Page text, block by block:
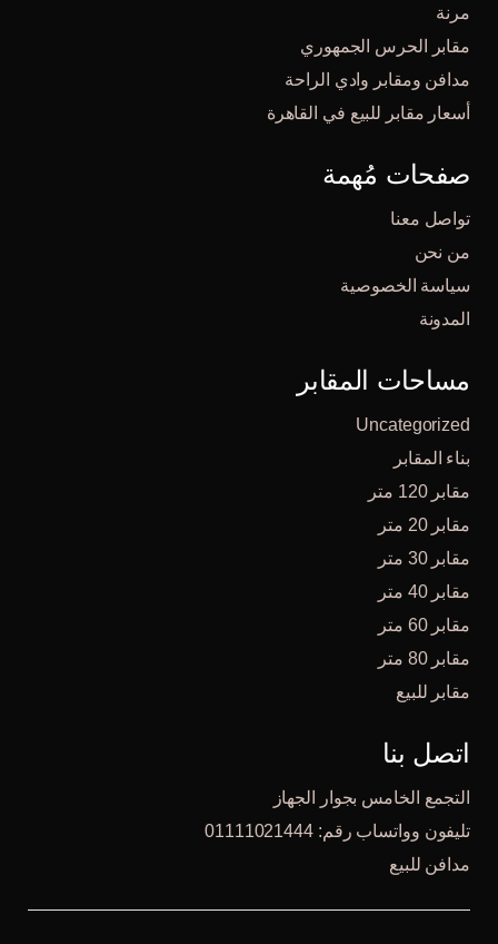
مرنة
مقابر الحرس الجمهوري
مدافن ومقابر وادي الراحة
أسعار مقابر للبيع في القاهرة
صفحات مُهمة
تواصل معنا
من نحن
سياسة الخصوصية
المدونة
مساحات المقابر
Uncategorized
بناء المقابر
مقابر 120 متر
مقابر 20 متر
مقابر 30 متر
مقابر 40 متر
مقابر 60 متر
مقابر 80 متر
مقابر للبيع
اتصل بنا
التجمع الخامس بجوار الجهاز
تليفون وواتساب رقم: 01111021444
مدافن للبيع